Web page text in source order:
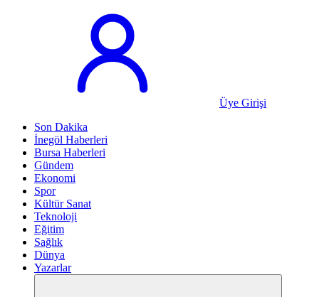
Üye Girişi
Son Dakika
İnegöl Haberleri
Bursa Haberleri
Gündem
Ekonomi
Spor
Kültür Sanat
Teknoloji
Eğitim
Sağlık
Dünya
Yazarlar